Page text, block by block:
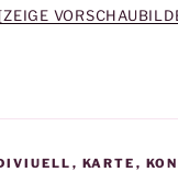
[ZEIGE
, KARTE ,